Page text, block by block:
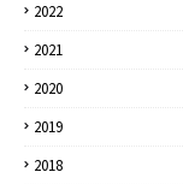
2022
2021
2020
2019
2018